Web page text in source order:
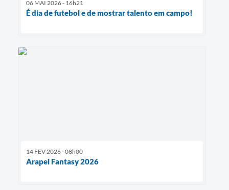
06 MAI 2026 - 16h21
É dia de futebol e de mostrar talento em campo!
14 FEV 2026 - 08h00
Arapei Fantasy 2026